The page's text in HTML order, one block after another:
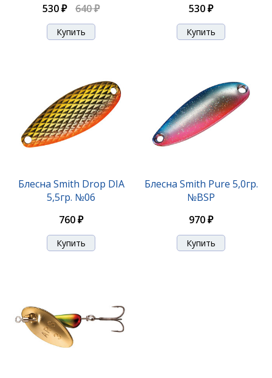
530 ₽
640 ₽ 530 ₽
Блесна Smith Drop DIA
5,5гр. №06
760 ₽
Блесна Smith Pure 5,0гр.
№BSP
970 ₽